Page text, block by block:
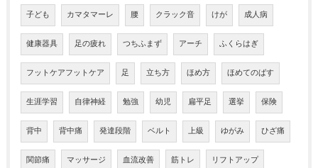
子ども カマタマーレ 腰 クラック音 けが 成人病
健康器具 足の疲れ つちふまず アーチ ふくらはぎ
フットケアフットケア 足 立ち方 ほめ方 ほめてのばす
生涯学習 自律神経 勉強 幼児 扁平足 選挙 保険
背中 背中痛 発達段階 ベルト 上級 ゆがみ ひざ痛
関節痛 マッサージ 血流改善 筋トレ リフトアップ